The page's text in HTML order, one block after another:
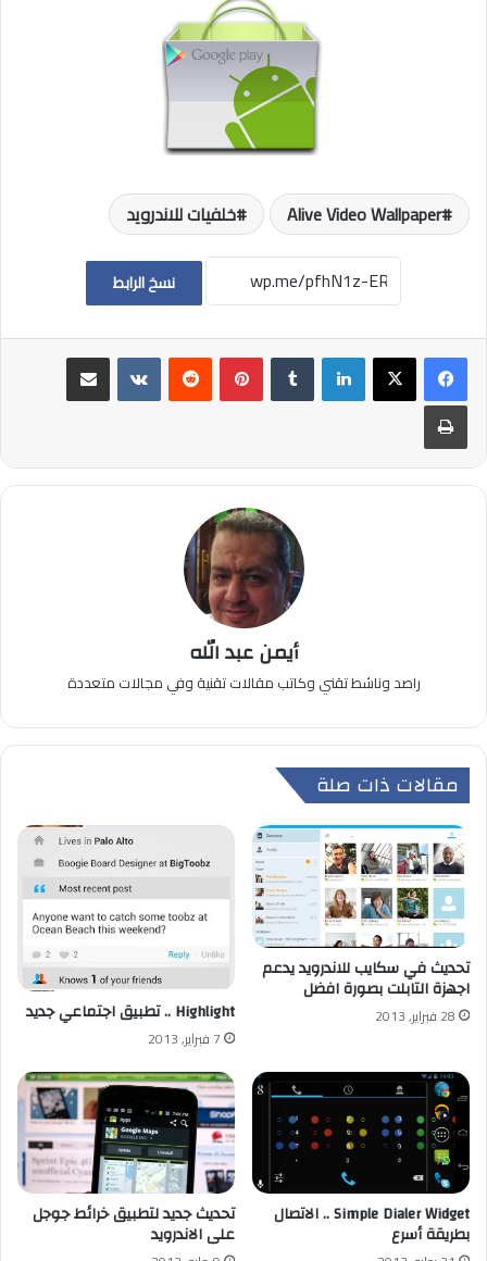
Alive Video Wallpaper خلفيات للاندرويد
نسخ الرابط
لينكدإن بينتيريست
مشاركة عبر البريد
طباعة
أيمن عبد الله
راصد وناشط تقني وكاتب مقالات تقنية وفي مجالات متعددة
مقالات ذات صلة
تحديث في سكايب للاندرويد يدعم
اجهزة التابلت بصورة افضل
28 فبراير, 2013 Highlight .. تطبيق اجتماعي جديد
7 فبراير, 2013
Simple Dialer Widget .. الاتصال
بطريقة أسرع
تحديث جديد لتطبيق خرائط جوجل
على الاندرويد